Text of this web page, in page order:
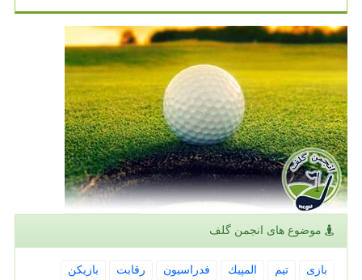
موضوع های انجمن گلف
بازی تیم المپیك فدراسیون رقابت
بازیكن